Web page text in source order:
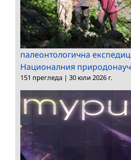
палеонтологична
Националния
151 прегледа | 30 юли 2026 г.